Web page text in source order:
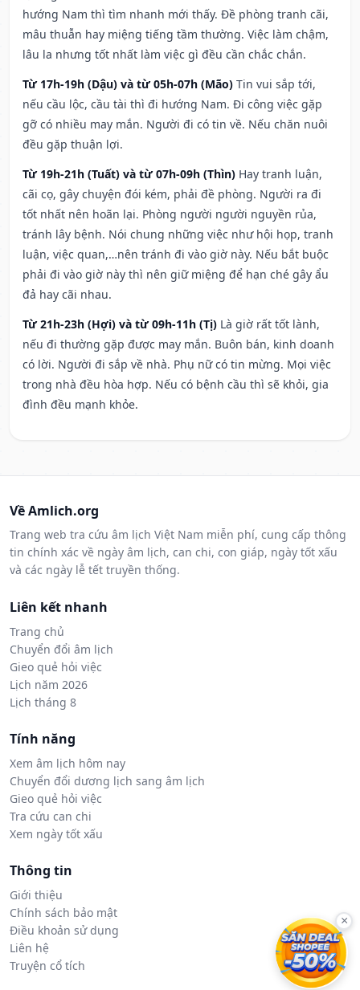
hướng Nam thì tìm nhanh mới thấy. Đề phòng tranh cãi,
mâu thuẫn hay miệng tiếng tầm thường. Việc làm chậm,
lâu la nhưng tốt nhất làm việc gì đều cần chắc chắn.
Từ 17h-19h (Dậu) và từ 05h-07h (Mão) Tin vui sắp tới,
nếu cầu lộc, cầu tài thì đi hướng Nam. Đi công việc gặp
gỡ có nhiều may mắn. Người đi có tin về. Nếu chăn nuôi
đều gặp thuận lợi.
Từ 19h-21h (Tuất) và từ 07h-09h (Thìn) Hay tranh luận,
cãi cọ, gây chuyện đói kém, phải đề phòng. Người ra đi
tốt nhất nên hoãn lại. Phòng người người nguyền rủa,
tránh lây bệnh. Nói chung những việc như hội họp, tranh
luận, việc quan,…nên tránh đi vào giờ này. Nếu bắt buộc
phải đi vào giờ này thì nên giữ miệng để hạn ché gây ẩu
đả hay cãi nhau.
Từ 21h-23h (Hợi) và từ 09h-11h (Tị) Là giờ rất tốt lành,
nếu đi thường gặp được may mắn. Buôn bán, kinh doanh
có lời. Người đi sắp về nhà. Phụ nữ có tin mừng. Mọi việc
trong nhà đều hòa hợp. Nếu có bệnh cầu thì sẽ khỏi, gia
đình đều mạnh khỏe.
Về Amlich.org
Trang web tra cứu âm lịch Việt Nam miễn phí, cung cấp thông
tin chính xác về ngày âm lịch, can chi, con giáp, ngày tốt xấu
và các ngày lễ tết truyền thống.
Liên kết nhanh
Trang chủ
Chuyển đổi âm lịch
Gieo quẻ hỏi việc
Lịch năm 2026
Lịch tháng 8
Tính năng
Xem âm lịch hôm nay
Chuyển đổi dương lịch sang âm lịch
Gieo quẻ hỏi việc
Tra cứu can chi
Xem ngày tốt xấu
Thông tin
Giới thiệu
Chính sách bảo mật
Điều khoản sử dụng
Liên hệ
Truyện cổ tích
×